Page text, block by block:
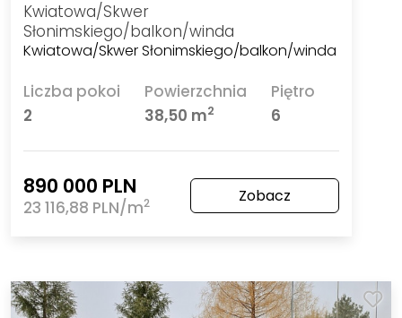
Kwiatowa/Skwer
Słonimskiego/balkon/winda
Kwiatowa/Skwer Słonimskiego/balkon/winda
Liczba pokoi
2
Powierzchnia
38,50 m2
Piętro
6
890 000 PLN
23 116,88 PLN/m2 Zobacz